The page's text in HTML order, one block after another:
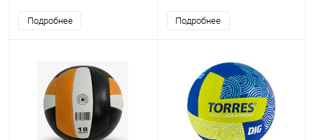
Подробнее Подробнее